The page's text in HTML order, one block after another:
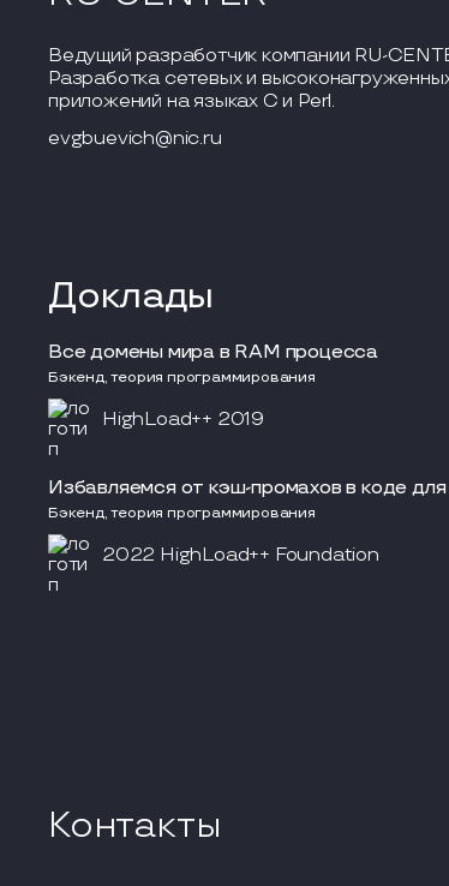
Ведущий разработчик компании RU-
Разработка сетевых и
приложений на языках C и Perl.
evgbuevich@nic.ru
Доклады
Все домены мира в RAM процесса
Бэкенд, теория программирования
HighLoad++ 2019
Избавляемся от кэш-промахов в коде
Бэкенд, теория программирования
2022 HighLoad++ Foundation
Контакты